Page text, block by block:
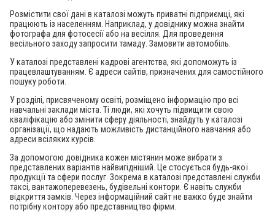
Розмістити свої дані в каталозі можуть приватні підприємці, які
працюють із населенням. Наприклад, у довіднику можна знайти
фотографа для фотосесії або на весілля. Для проведення
весільного заходу запросити тамаду. Замовити автомобіль.
У каталозі представлені кадрові агентства, які допоможуть із
працевлаштуванням. Є адреси сайтів, призначених для самостійного
пошуку роботи.
У розділі, присвяченому освіті, розміщено інформацію про всі
навчальні заклади міста. Ті люди, які хочуть підвищити свою
кваліфікацію або змінити сферу діяльності, знайдуть у каталозі
організації, що надають можливість дистанційного навчання або
адреси всіляких курсів.
За допомогою довідника кожен містянин може вибрати з
представлених варіантів найвигідніший. Це стосується будь-якої
продукції та сфери послуг. Зокрема в каталозі представлені служби
таксі, вантажоперевезень, будівельні контори. Є навіть служби
відкриття замків. Через інформаційний сайт не важко буде знайти
потрібну контору або представництво фірми.